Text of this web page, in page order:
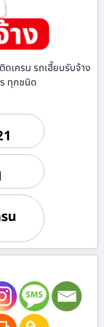
ดเครน รถเฮี๊ยบรับจ้าง
ทุกชนิด
น